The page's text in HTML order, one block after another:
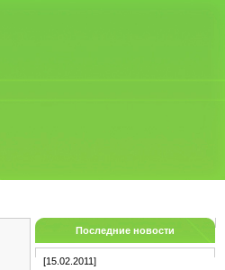
Последние новости
[15.02.2011]